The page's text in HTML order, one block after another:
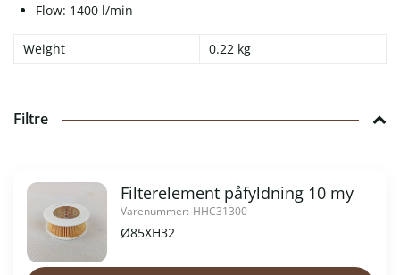
Flow: 1400 l/min
Weight 0.22 kg
Filtre
Filterelement påfyldning 10 my
Varenummer: HHC31300
Ø85XH32